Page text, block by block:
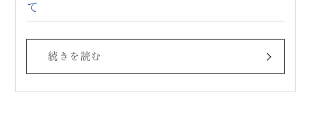
て
続きを読む